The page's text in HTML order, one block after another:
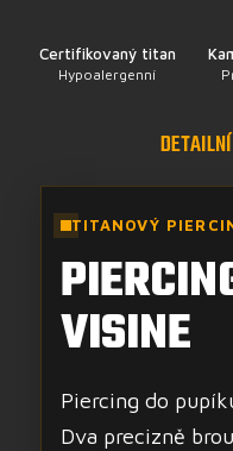
Certifikovaný titan
Hypoalergenní
TITANOVÝ
VISINE
Piercing do
Dva precizně